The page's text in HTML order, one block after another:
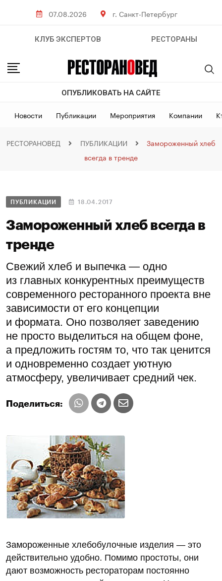
07.08.2026 г. Санкт-Петербург
КЛУБ ЭКСПЕРТОВ РЕСТОРАНЫ
ОПУБЛИКОВАТЬ НА САЙТЕ
Новости Публикации Мероприятия Компании
РЕСТОРАНОВЕД ПУБЛИКАЦИИ
Замороженный хлеб
всегда в тренде
ПУБЛИКАЦИИ 18.04.2017
Замороженный хлеб всегда в
тренде
Свежий хлеб и выпечка — одно
из главных конкурентных преимуществ
современного ресторанного проекта вне
зависимости от его концепции
и формата. Оно позволяет заведению
не просто выделиться на общем фоне,
а предложить гостям то, что так ценится
и одновременно создает уютную
атмосферу, увеличивает средний чек.
Поделиться:
Замороженные хлебобулочные изделия — это
действительно удобно. Помимо простоты, они
дают возможность рестораторам постоянно